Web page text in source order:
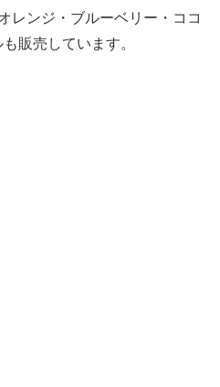
レンジ・ブルーベリー・ココ
販売しています。